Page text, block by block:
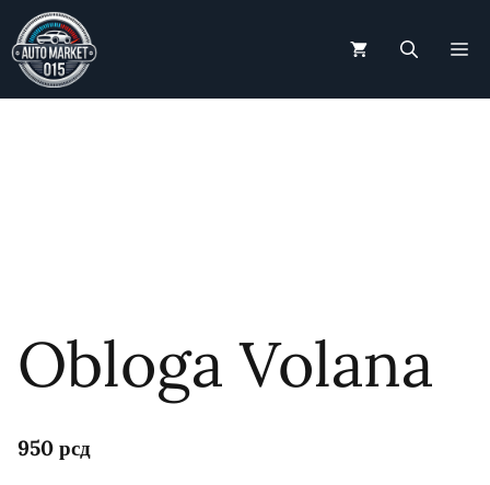
Skip
to
content
Obloga Volana
950 рсд